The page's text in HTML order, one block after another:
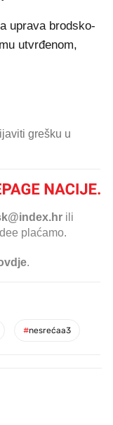
uprava brodsko-
utvrđenom,
grešku u
ili
plaćamo.
.
#nesrećaa3